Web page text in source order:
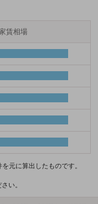
賃相場
元に算出したものです。
い。